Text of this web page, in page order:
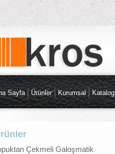
Sayfa Ürünler Kurumsal Katalog
Çekmeli Galoşmatik